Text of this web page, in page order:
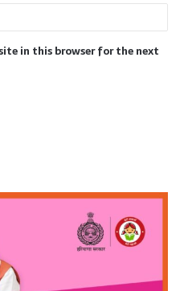
in this browser for the next